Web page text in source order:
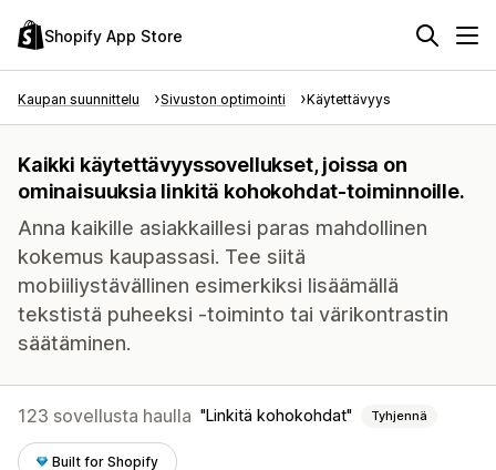
Shopify App Store
Kaupan suunnittelu Sivuston optimointi Käytettävyys
Kaikki käytettävyyssovellukset, joissa on
ominaisuuksia linkitä kohokohdat-toiminnoille.
Anna kaikille asiakkaillesi paras mahdollinen
kokemus kaupassasi. Tee siitä
mobiiliystävällinen esimerkiksi lisäämällä
tekstistä puheeksi -toiminto tai värikontrastin
säätäminen.
123 sovellusta haulla Linkitä kohokohdat Tyhjennä
Built for Shopify